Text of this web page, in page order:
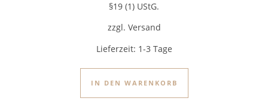
§19 (1) UStG.
zzgl. Versand
Lieferzeit: 1-3 Tage
IN DEN WARENKORB